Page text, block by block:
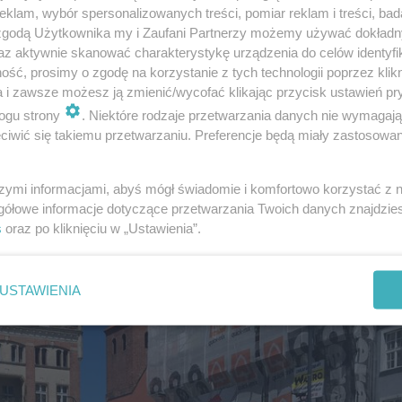
Szkoły Podstawowej w Dragaczu.
i zobaczcie zdjęcia.
wybór spersonalizowanych treści, pomiar reklam i treści,
Użytkownika my i Zaufani Partnerzy możemy używać
aktywnie skanować charakterystykę urządzenia do celów
prosimy o zgodę na korzystanie z tych technologii poprzez
i zawsze możesz ją zmienić/wycofać klikając przycisk ustawień
strony
. Niektóre rodzaje przetwarzania danych nie
się takiemu przetwarzaniu. Preferencje będą miały
informacjami, abyś mógł świadomie i komfortowo korzystać z
informacje dotyczące przetwarzania Twoich danych
oraz po kliknięciu w „Ustawienia”.
USTAWIENIA